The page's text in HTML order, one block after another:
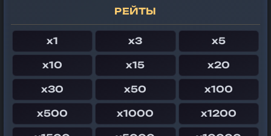
РЕЙТЫ
x1 x3 x5
x10 x15 x20
x30 x50 x100
x500 x1000 x1200